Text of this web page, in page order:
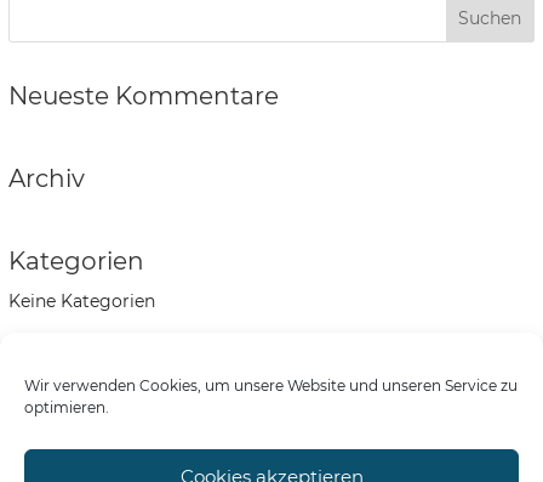
Wir verwenden Cookies, um unsere Website und unseren Service zu
optimieren.
Cookies akzeptieren
Neueste Kommentare
Archiv
Kategorien
Keine Kategorien
Anmelden